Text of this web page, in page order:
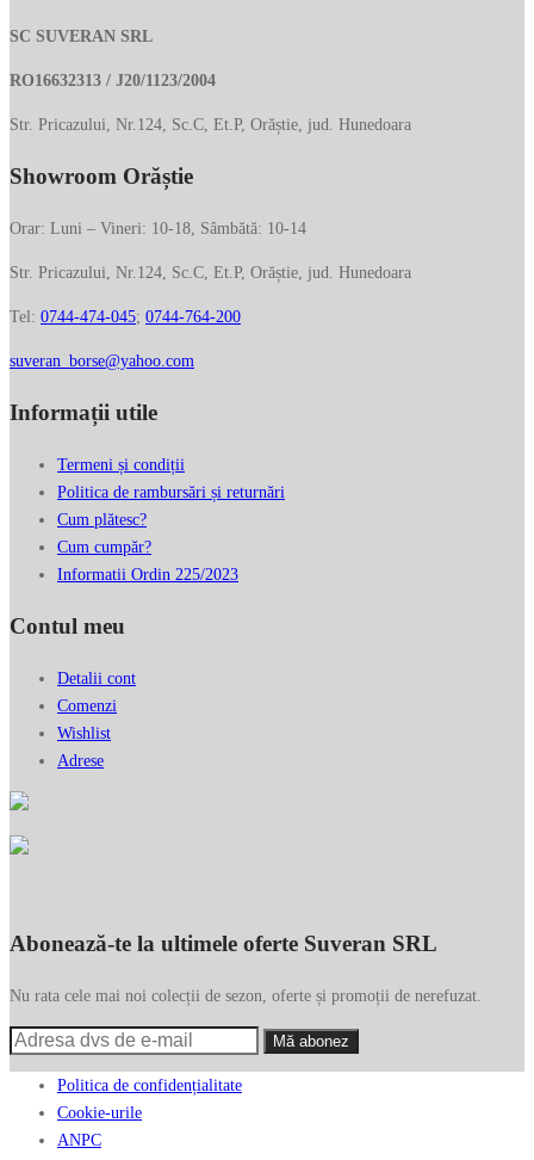
SC SUVERAN SRL
RO16632313 / J20/1123/2004
Str. Pricazului, Nr.124, Sc.C, Et.P, Orăștie, jud. Hunedoara
Showroom Orăștie
Orar: Luni – Vineri: 10-18, Sâmbătă: 10-14
Str. Pricazului, Nr.124, Sc.C, Et.P, Orăștie, jud. Hunedoara
Tel: 0744-474-045; 0744-764-200
suveran_borse@yahoo.com
Informații utile
Termeni și condiții
Politica de rambursări și returnări
Cum plătesc?
Cum cumpăr?
Informatii Ordin 225/2023
Contul meu
Detalii cont
Comenzi
Wishlist
Adrese
Abonează-te la ultimele oferte Suveran SRL
Nu rata cele mai noi colecții de sezon, oferte și promoții de nerefuzat.
Politica de confidențialitate
Cookie-urile
ANPC